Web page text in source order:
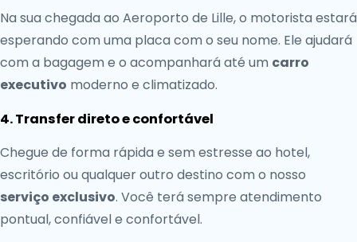
Na sua chegada ao Aeroporto de Lille, o motorista estará
esperando com uma placa com o seu nome. Ele ajudará
com a bagagem e o acompanhará até um carro
executivo moderno e climatizado.
4. Transfer direto e confortável
Chegue de forma rápida e sem estresse ao hotel,
escritório ou qualquer outro destino com o nosso
serviço exclusivo. Você terá sempre atendimento
pontual, confiável e confortável.